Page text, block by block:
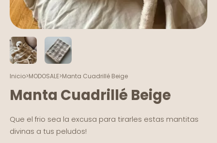
Inicio>MODOSALE>Manta Cuadrillé Beige
Manta Cuadrillé Beige
Que el frio sea la excusa para tirarles estas mantitas
divinas a tus peludos!